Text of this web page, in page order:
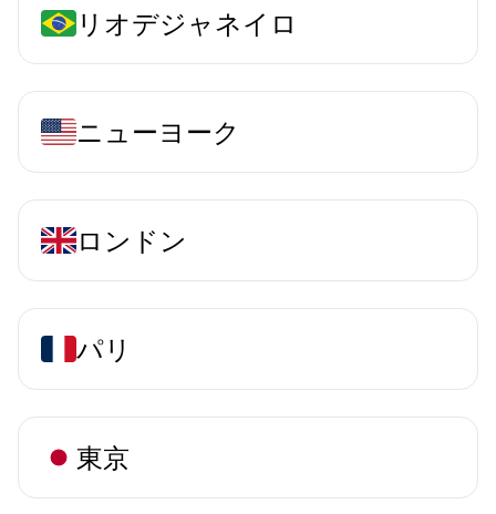
リオデジャネイロ
ニューヨーク
ロンドン
パリ
東京